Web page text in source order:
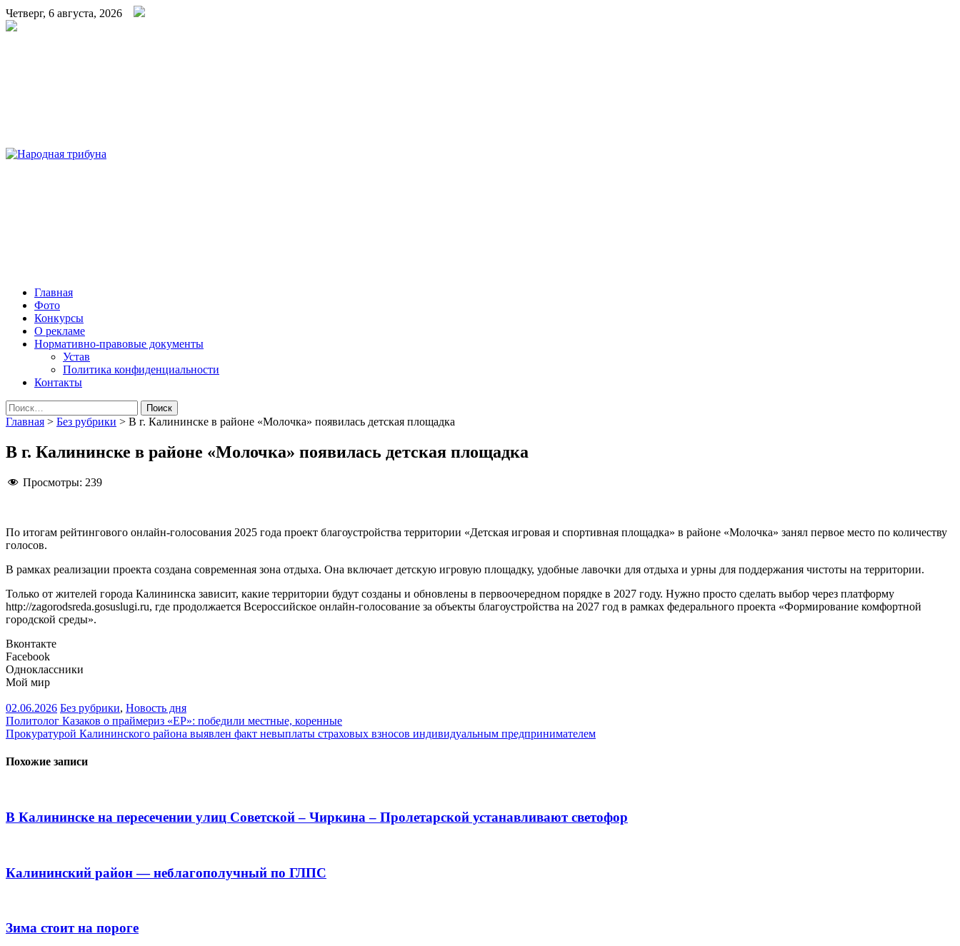
Четверг, 6 августа, 2026
Народная трибуна
Калининская районная газета
Главная
Фото
Конкурсы
О рекламе
Нормативно-правовые документы
Устав
Политика конфиденциальности
Контакты
Найти:
Главная > Без рубрики > В г. Калининске в районе «Молочка» появилась детская площадка
В г. Калининске в районе «Молочка» появилась детская площадка
Просмотры: 239
По итогам рейтингового онлайн‑голосования 2025 года проект благоустройства территории «Детская игровая и спортивная площадка» в районе «Молочка» занял первое место по количеству
голосов.
В рамках реализации проекта создана современная зона отдыха. Она включает детскую игровую площадку, удобные лавочки для отдыха и урны для поддержания чистоты на территории.
Только от жителей города Калининска зависит, какие территории будут созданы и обновлены в первоочередном порядке в 2027 году. Нужно просто сделать выбор через платформу
http://zagorodsreda.gosuslugi.ru, где продолжается Всероссийское онлайн-голосование за объекты благоустройства на 2027 год в рамках федерального проекта «Формирование комфортной
городской среды».
Вконтакте
Facebook
Одноклассники
Мой мир
02.06.2026 Без рубрики, Новость дня
Навигация
по
записям
Политолог Казаков о праймериз «ЕР»: победили местные, коренные
Прокуратурой Калининского района выявлен факт невыплаты страховых взносов индивидуальным предпринимателем
Похожие записи
В Калининске на пересечении улиц Советской – Чиркина – Пролетарской устанавливают светофор
Калининский район — неблагополучный по ГЛПС
Зима стоит на пороге